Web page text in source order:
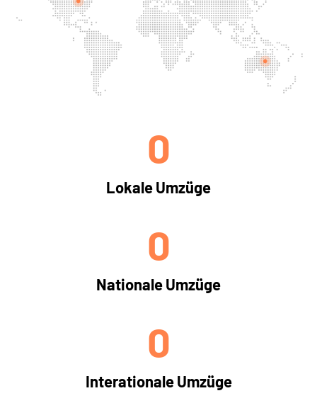
Lokale Umzüge
0
Nationale Umzüge
0
Interationale Umzüge
0